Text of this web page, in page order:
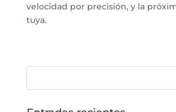
velocidad por precisión, y la
tuya.